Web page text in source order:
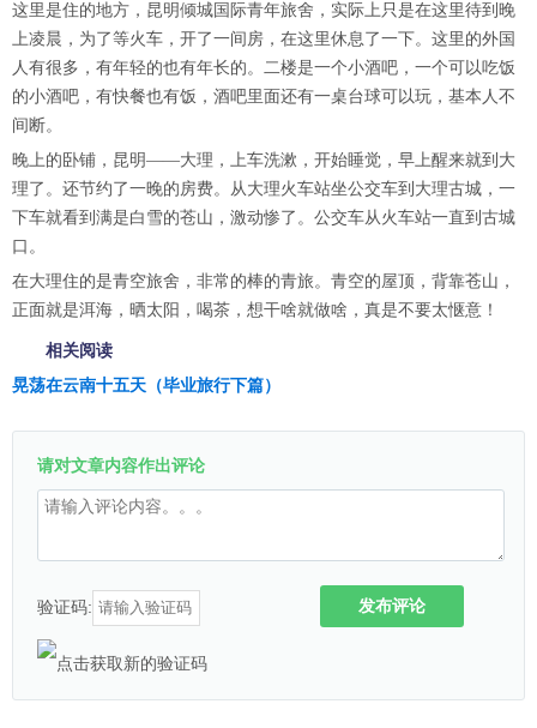
这里是住的地方，昆明倾城国际青年旅舍，实际上只是在这里待到晚
上凌晨，为了等火车，开了一间房，在这里休息了一下。这里的外国
人有很多，有年轻的也有年长的。二楼是一个小酒吧，一个可以吃饭
的小酒吧，有快餐也有饭，酒吧里面还有一桌台球可以玩，基本人不
间断。
晚上的卧铺，昆明——大理，上车洗漱，开始睡觉，早上醒来就到大
理了。还节约了一晚的房费。从大理火车站坐公交车到大理古城，一
下车就看到满是白雪的苍山，激动惨了。公交车从火车站一直到古城
口。
在大理住的是青空旅舍，非常的棒的青旅。青空的屋顶，背靠苍山，
正面就是洱海，晒太阳，喝茶，想干啥就做啥，真是不要太惬意！
相关阅读
晃荡在云南十五天（毕业旅行下篇）
请对文章内容作出评论
验证码: 发布评论